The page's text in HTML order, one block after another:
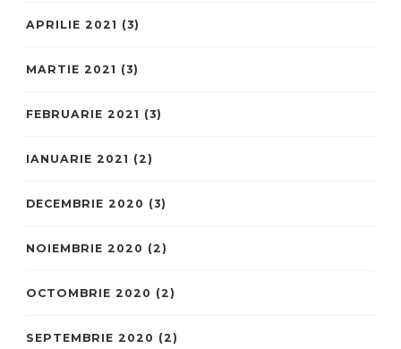
APRILIE 2021 (3)
MARTIE 2021 (3)
FEBRUARIE 2021 (3)
IANUARIE 2021 (2)
DECEMBRIE 2020 (3)
NOIEMBRIE 2020 (2)
OCTOMBRIE 2020 (2)
SEPTEMBRIE 2020 (2)